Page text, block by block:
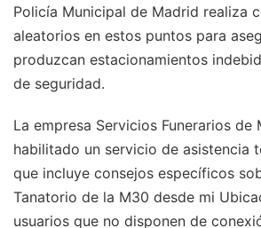
Policía Municipal de Madrid realiza
aleatorios en estos puntos para
produzcan estacionamientos
de seguridad.
La empresa Servicios Funerarios de
habilitado un servicio de asistencia
que incluye consejos específicos
Tanatorio de la M30 desde mi
usuarios que no disponen de